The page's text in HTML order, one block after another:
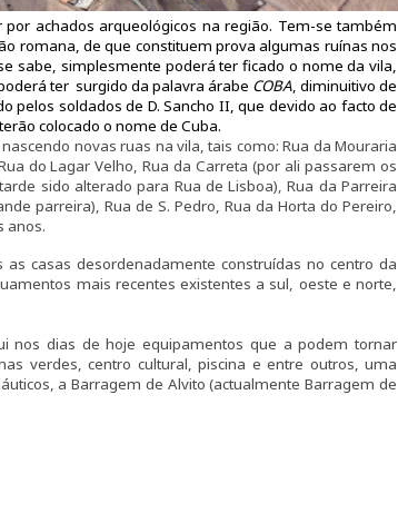
achados arqueológicos na região. Tem-se também
romana, de que constituem prova algumas ruínas nos
sabe, simplesmente poderá ter ficado o nome da vila,
ter surgido da palavra árabe COBA , diminuitivo de
pelos soldados de D. Sancho II, que devido ao facto de
colocado o nome de Cuba.
novas ruas na vila, tais como: Rua da Mouraria
do Lagar Velho, Rua da Carreta (por ali passarem os
sido alterado para Rua de Lisboa), Rua da Parreira
parreira), Rua de S. Pedro, Rua da Horta do Pereiro,
anos.
casas desordenadamente construídas no centro da
mais recentes existentes a sul, oeste e norte,
nos dias de hoje equipamentos que a podem tornar
verdes, centro cultural, piscina e entre outros, uma
a Barragem de Alvito (actualmente Barragem de